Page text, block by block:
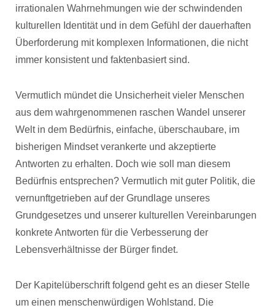
irrationalen Wahrnehmungen wie der schwindenden
kulturellen Identität und in dem Gefühl der dauerhaften
Überforderung mit komplexen Informationen, die nicht
immer konsistent und faktenbasiert sind.
Vermutlich mündet die Unsicherheit vieler Menschen
aus dem wahrgenommenen raschen Wandel unserer
Welt in dem Bedürfnis, einfache, überschaubare, im
bisherigen Mindset verankerte und akzeptierte
Antworten zu erhalten. Doch wie soll man diesem
Bedürfnis entsprechen? Vermutlich mit guter Politik, die
vernunftgetrieben auf der Grundlage unseres
Grundgesetzes und unserer kulturellen Vereinbarungen
konkrete Antworten für die Verbesserung der
Lebensverhältnisse der Bürger findet.
Der Kapitelüberschrift folgend geht es an dieser Stelle
um einen menschenwürdigen Wohlstand. Die